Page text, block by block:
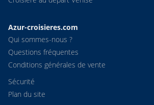
Azur-croisieres.com
Qui sommes-nous ?
Questions fréquentes
Conditions générales de vente
Sécurité
Plan du site